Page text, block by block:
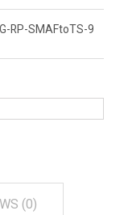
RP-SMAFtoTS-9
(0)